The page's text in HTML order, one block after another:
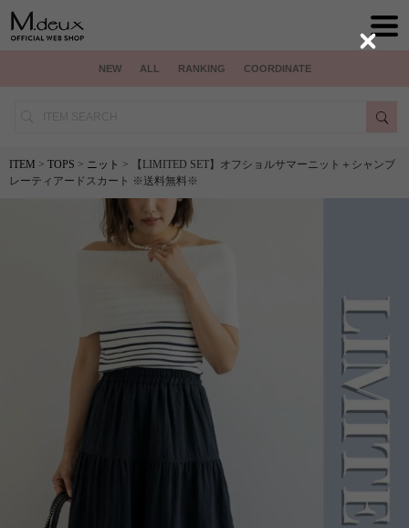
NEW ALL RANKING COORDINATE
ITEM > TOPS > ニット > 【LIMITED SET】オフショルサマーニット＋シャンブ
レーティアードスカート ※送料無料※
Close